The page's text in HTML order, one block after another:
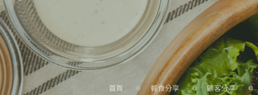
首頁 輕食分享 顧客分享